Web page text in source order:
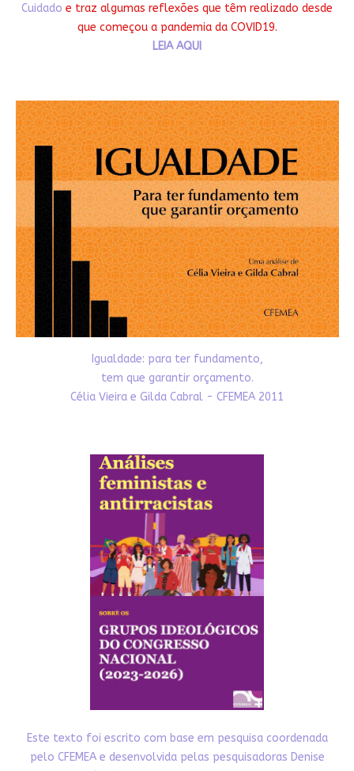
Cuidado e traz algumas reflexões que têm realizado desde
que começou a pandemia da COVID19.
LEIA AQUI
Igualdade: para ter fundamento,
tem que garantir orçamento.
Célia Vieira e Gilda Cabral - CFEMEA 2011
Este texto foi escrito com base em pesquisa coordenada
pelo CFEMEA e desenvolvida pelas pesquisadoras Denise